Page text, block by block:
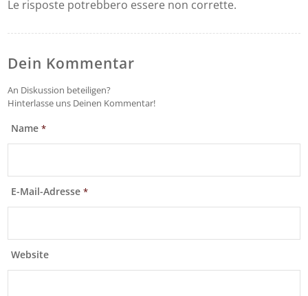
Le risposte potrebbero essere non corrette.
Dein Kommentar
An Diskussion beteiligen?
Hinterlasse uns Deinen Kommentar!
Name*
E-Mail-Adresse*
Website